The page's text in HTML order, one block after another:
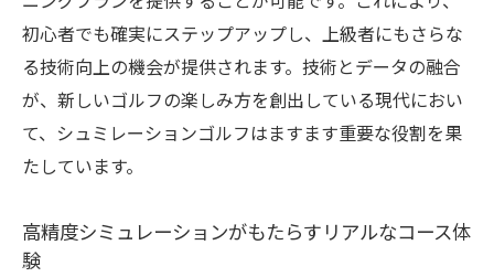
初心者でも確実にステップアップし、上級者にもさらな
る技術向上の機会が提供されます。技術とデータの融合
が、新しいゴルフの楽しみ方を創出している現代におい
て、シュミレーションゴルフはますます重要な役割を果
たしています。
高精度シミュレーションがもたらすリアルなコース体
験